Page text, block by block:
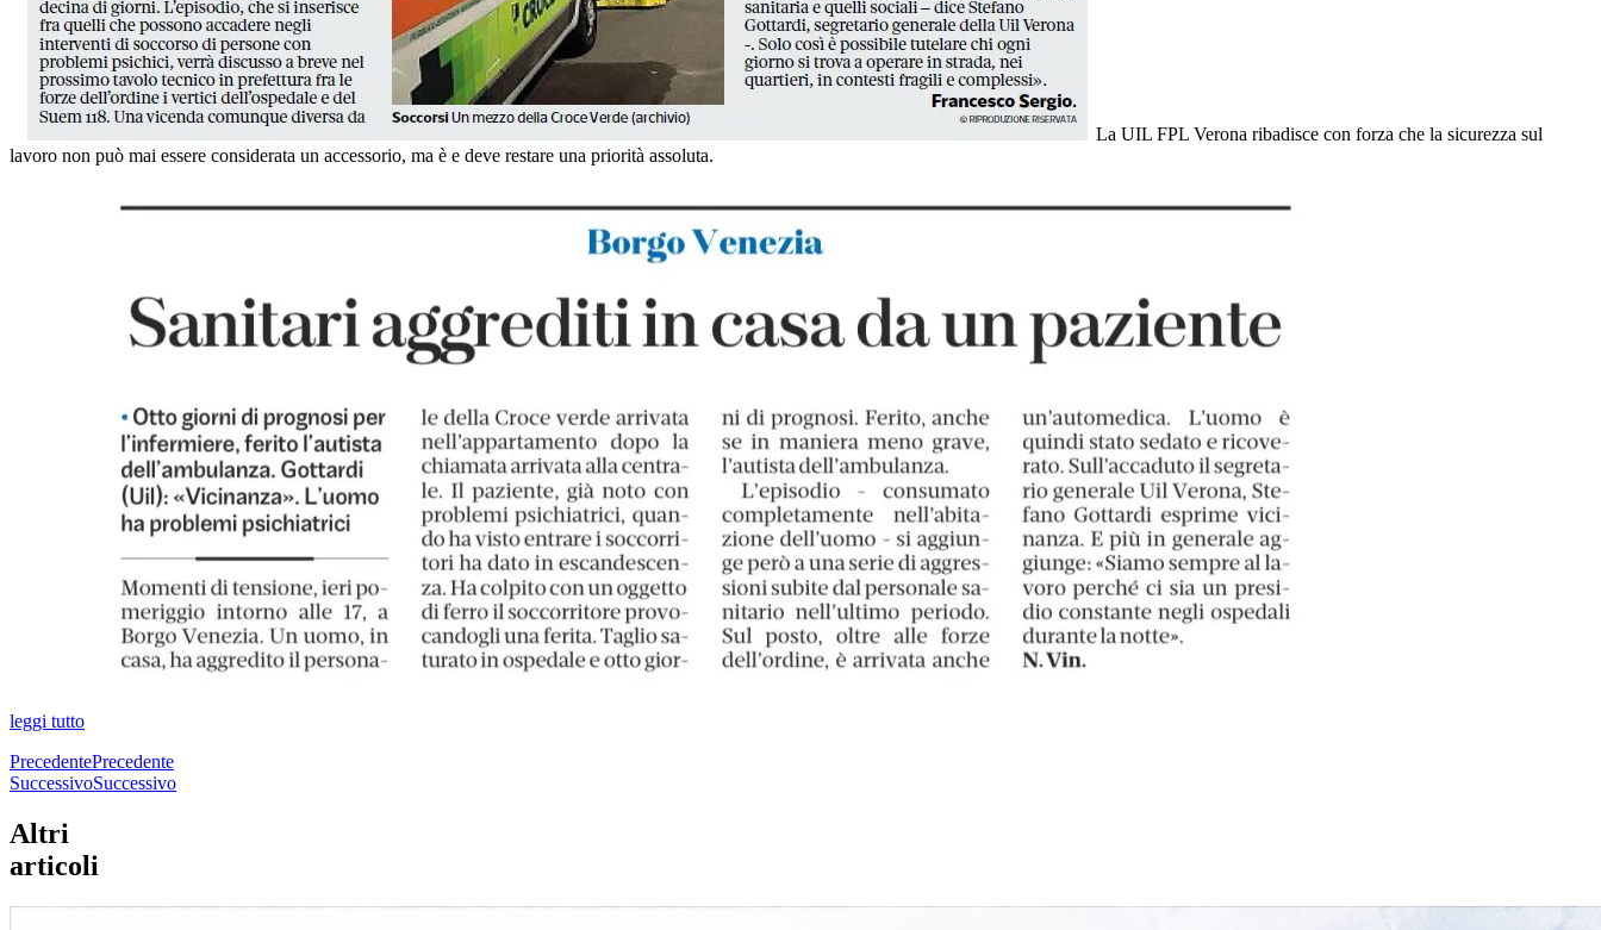
La UIL FPL Verona ribadisce con forza che la sicurezza sul
lavoro non può mai essere considerata un accessorio, ma è e deve restare una priorità assoluta.
leggi tutto
PrecedentePrecedente
SuccessivoSuccessivo
Altri
articoli